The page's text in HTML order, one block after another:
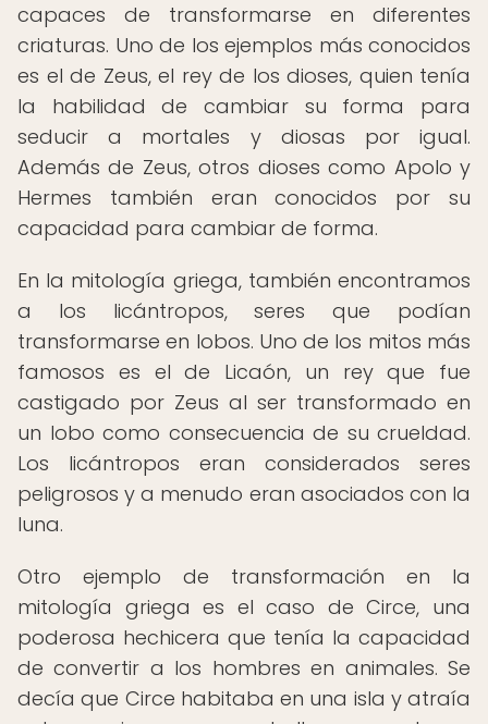
capaces de transformarse en diferentes
criaturas. Uno de los ejemplos más conocidos
es el de Zeus, el rey de los dioses, quien tenía
la habilidad de cambiar su forma para
seducir a mortales y diosas por igual.
Además de Zeus, otros dioses como Apolo y
Hermes también eran conocidos por su
capacidad para cambiar de forma.
En la mitología griega, también encontramos
a los licántropos, seres que podían
transformarse en lobos. Uno de los mitos más
famosos es el de Licaón, un rey que fue
castigado por Zeus al ser transformado en
un lobo como consecuencia de su crueldad.
Los licántropos eran considerados seres
peligrosos y a menudo eran asociados con la
luna.
Otro ejemplo de transformación en la
mitología griega es el caso de Circe, una
poderosa hechicera que tenía la capacidad
de convertir a los hombres en animales. Se
decía que Circe habitaba en una isla y atraía